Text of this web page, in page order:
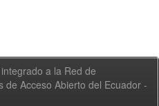
a la Red de
de Acceso Abierto del Ecuador -